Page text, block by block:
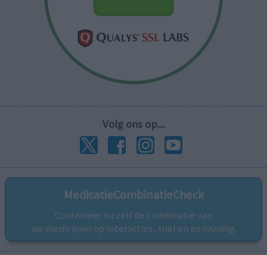
Volg ons op...
MedicatieCombinatieCheck
Controleer nu zelf de combinatie van
uw medicijnen op interacties, snel en eenvoudig.